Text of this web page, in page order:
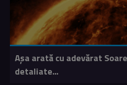
Așa arată cu adevărat
detaliate...